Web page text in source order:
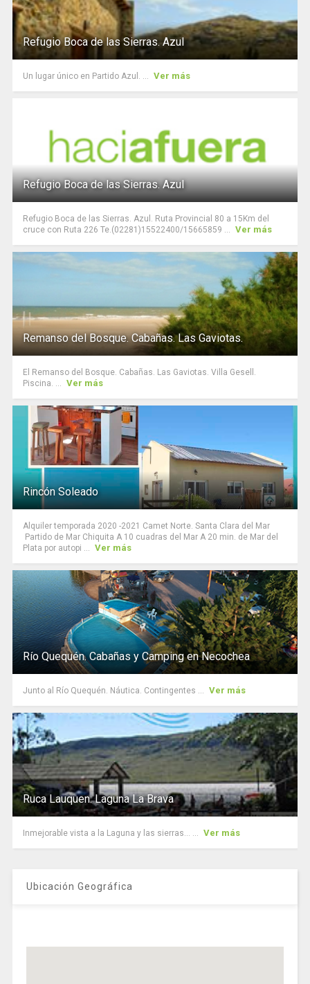
Refugio Boca de las Sierras. Azul
Un lugar único en Partido Azul. ... Ver más
Refugio Boca de las Sierras. Azul
Refugio Boca de las Sierras. Azul. Ruta Provincial 80 a 15Km del
cruce con Ruta 226 Te.(02281)15522400/15665859 ... Ver más
Remanso del Bosque. Cabañas. Las Gaviotas.
El Remanso del Bosque. Cabañas. Las Gaviotas. Villa Gesell.
Piscina. ... Ver más
Rincón Soleado
Alquiler temporada 2020 -2021 Camet Norte. Santa Clara del Mar
Partido de Mar Chiquita A 10 cuadras del Mar A 20 min. de Mar del
Plata por autopi ... Ver más
Río Quequén. Cabañas y Camping en Necochea
Junto al Río Quequén. Náutica. Contingentes ... Ver más
Ruca Lauquen. Laguna La Brava
Inmejorable vista a la Laguna y las sierras... ... Ver más
Ubicación Geográfica